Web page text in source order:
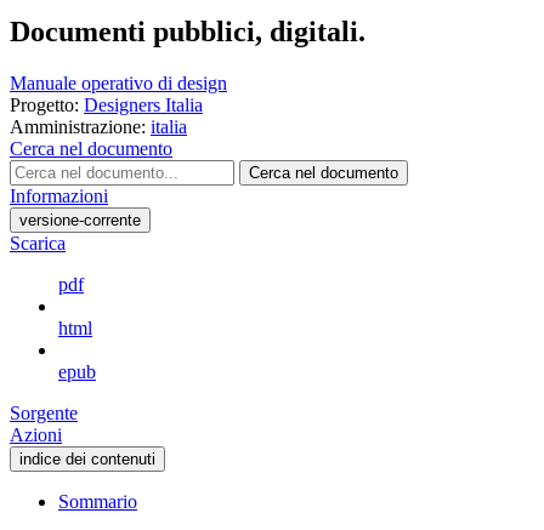
Documenti pubblici, digitali.
Manuale operativo di design
Progetto: Designers Italia
Amministrazione: italia
Cerca nel documento
Cerca nel documento
Informazioni
versione-corrente
Scarica
pdf
html
epub
Sorgente
Azioni
indice dei contenuti
Sommario